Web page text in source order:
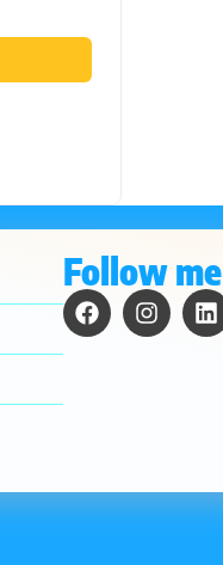
Follow me